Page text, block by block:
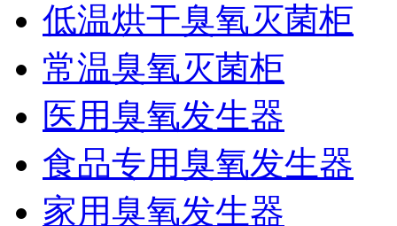
低温烘干臭氧灭菌柜
常温臭氧灭菌柜
医用臭氧发生器
食品专用臭氧发生器
家用臭氧发生器